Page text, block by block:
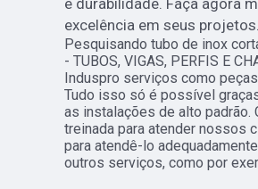
excelência em seus projetos.
Pesquisando tubo de inox
- TUBOS, VIGAS, PERFIS E
Induspro serviços como
Tudo isso só é possível
as instalações de alto padrão.
treinada para atender nossos
para atendê-lo
outros serviços, como por